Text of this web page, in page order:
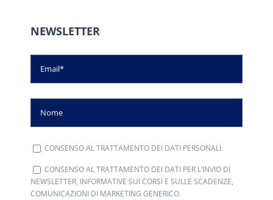
NEWSLETTER
CONSENSO AL TRATTAMENTO DEI DATI PERSONALI.
CONSENSO AL TRATTAMENTO DEI DATI PER L’INVIO DI
NEWSLETTER, INFORMATIVE SUI CORSI E SULLE SCADENZE,
COMUNICAZIONI DI MARKETING GENERICO.